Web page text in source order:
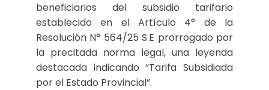
beneficiarios del subsidio tarifario
establecido en el Artículo 4° de la
Resolución N° 564/25 S.E prorrogado por
la precitada norma legal, una leyenda
destacada indicando “Tarifa Subsidiada
por el Estado Provincial”.